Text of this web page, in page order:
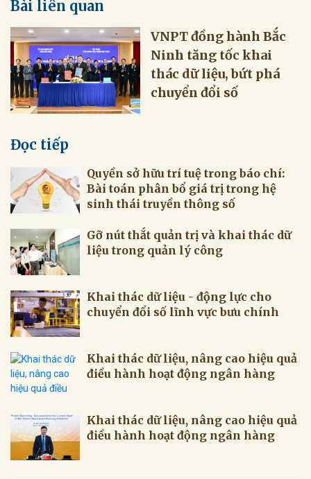
Bài liên quan
VNPT đồng hành Bắc
Ninh tăng tốc khai
thác dữ liệu, bứt phá
chuyển đổi số
Đọc tiếp
Quyền sở hữu trí tuệ trong báo chí:
Bài toán phân bổ giá trị trong hệ
sinh thái truyền thông số
Gỡ nút thắt quản trị và khai thác dữ
liệu trong quản lý công
Khai thác dữ liệu - động lực cho
chuyển đổi số lĩnh vực bưu chính
Khai thác dữ liệu, nâng cao hiệu quả
điều hành hoạt động ngân hàng
Khai thác dữ liệu, nâng cao hiệu quả
điều hành hoạt động ngân hàng